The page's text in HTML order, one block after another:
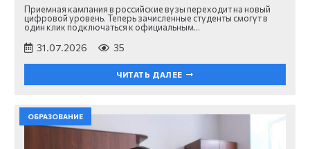
Приемная кампания в российские вузы переходит на новый
цифровой уровень. Теперь зачисленные студенты смогут в
один клик подключаться к официальным…
31.07.2026 35
ЧИТАТЬ ДАЛЕЕ
ОБРАЗОВАНИЕ